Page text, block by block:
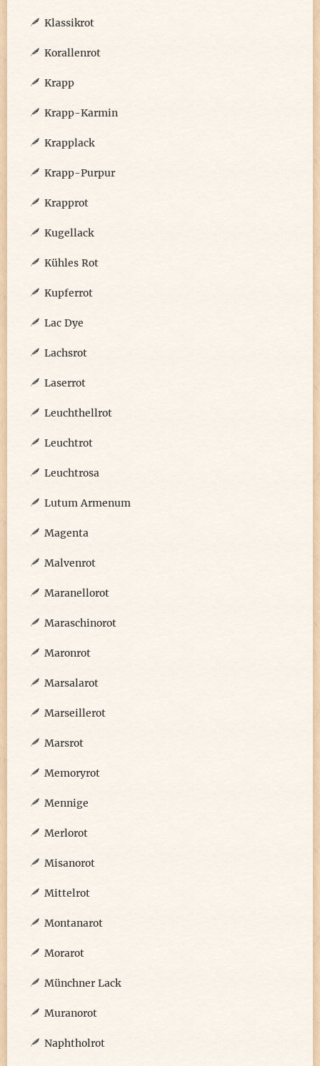
Klassikrot
Korallenrot
Krapp
Krapp-Karmin
Krapplack
Krapp-Purpur
Krapprot
Kugellack
Kühles Rot
Kupferrot
Lac Dye
Lachsrot
Laserrot
Leuchthellrot
Leuchtrot
Leuchtrosa
Lutum Armenum
Magenta
Malvenrot
Maranellorot
Maraschinorot
Maronrot
Marsalarot
Marseillerot
Marsrot
Memoryrot
Mennige
Merlorot
Misanorot
Mittelrot
Montanarot
Morarot
Münchner Lack
Muranorot
Naphtholrot